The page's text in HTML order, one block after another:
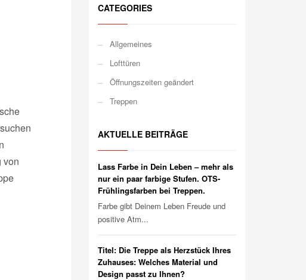
von
CATEGORIES
Allgemeines
Lofttüren
Öffnungszeiten geändert
Treppen
AKTUELLE BEITRÄGE
Lass Farbe in Dein Leben – mehr als
nur ein paar farbige Stufen. OTS-
Frühlingsfarben bei Treppen.
Farbe gibt Deinem Leben Freude und
positive Atm...
Titel: Die Treppe als Herzstück Ihres
Zuhauses: Welches Material und
Design passt zu Ihnen?